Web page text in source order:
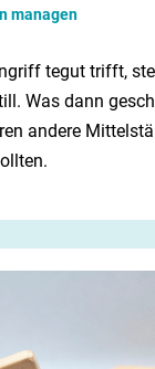
managen
tegut trifft,
Was dann
andere